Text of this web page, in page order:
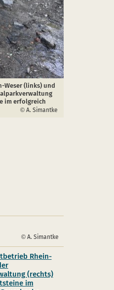
Weser (links) und
im erfolgreich
A. Simantke
A. Simantke
Rhein-
(rechts)
im